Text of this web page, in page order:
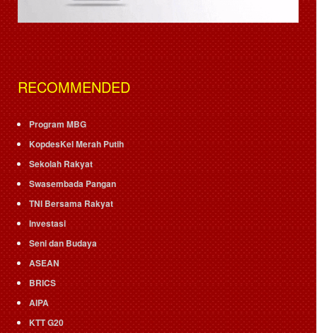
RECOMMENDED
Program MBG
KopdesKel Merah Putih
Sekolah Rakyat
Swasembada Pangan
TNI Bersama Rakyat
Investasi
Seni dan Budaya
ASEAN
BRICS
AIPA
KTT G20